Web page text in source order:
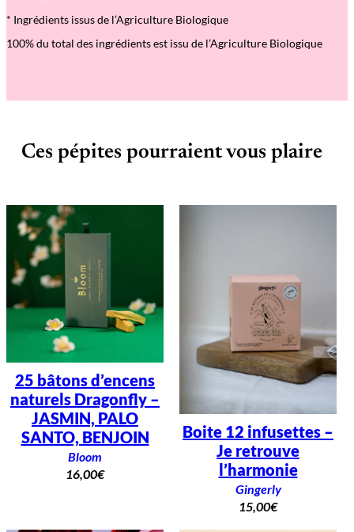
* Ingrédients issus de l’Agriculture Biologique
100% du total des ingrédients est issu de l’Agriculture Biologique
Ces pépites pourraient vous plaire
25 bâtons d’encens
naturels Dragonfly –
JASMIN, PALO
SANTO, BENJOIN
Bloom
16,00€
Boite 12 infusettes –
Je retrouve
l’harmonie
Gingerly
15,00€